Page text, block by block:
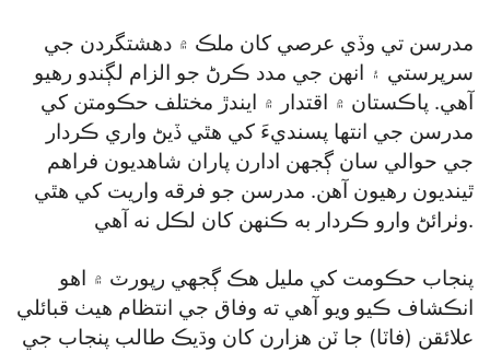
سرپرستي ۽ انهن جي مدد ڪرڻ جو الزام لڳندو رهيو
آهي. پاڪستان ۾ اقتدار ۾ ايندڙ مختلف حڪومتن کي
مدرسن جي انتها پسنديءَ کي هٿي ڏيڻ واري ڪردار
جي حوالي سان ڳجهن ادارن پاران شاهديون فراهم
ٿينديون رهيون آهن. مدرسن جو فرقه واريت کي هٿي
وٺرائڻ وارو ڪردار به ڪنهن کان لڪل نه آهي.
پنجاب حڪومت کي مليل هڪ ڳجهي رپورٽ ۾ اهو
انڪشاف ڪيو ويو آهي ته وفاق جي انتظام هيٺ قبائلي
علائقن (فاٽا) جا ٽن هزارن کان وڌيڪ طالب پنجاب جي